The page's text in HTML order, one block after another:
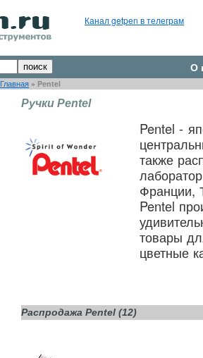
Канал getpen в телеграм
О
Главная » Pentel
Ручки Pentel
Pentel -
также
Франции,
Pentеl
товары
цветные
Распродажа Pentel (12)